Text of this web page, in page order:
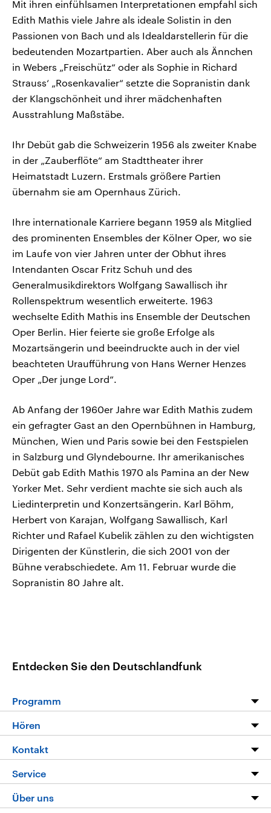
Mit ihren einfühlsamen Interpretationen empfahl sich
Edith Mathis viele Jahre als ideale Solistin in den
Passionen von Bach und als Idealdarstellerin für die
bedeutenden Mozartpartien. Aber auch als Ännchen
in Webers „Freischütz“ oder als Sophie in Richard
Strauss‘ „Rosenkavalier“ setzte die Sopranistin dank
der Klangschönheit und ihrer mädchenhaften
Ausstrahlung Maßstäbe.
Ihr Debüt gab die Schweizerin 1956 als zweiter Knabe
in der „Zauberflöte“ am Stadttheater ihrer
Heimatstadt Luzern. Erstmals größere Partien
übernahm sie am Opernhaus Zürich.
Ihre internationale Karriere begann 1959 als Mitglied
des prominenten Ensembles der Kölner Oper, wo sie
im Laufe von vier Jahren unter der Obhut ihres
Intendanten Oscar Fritz Schuh und des
Generalmusikdirektors Wolfgang Sawallisch ihr
Rollenspektrum wesentlich erweiterte. 1963
wechselte Edith Mathis ins Ensemble der Deutschen
Oper Berlin. Hier feierte sie große Erfolge als
Mozartsängerin und beeindruckte auch in der viel
beachteten Uraufführung von Hans Werner Henzes
Oper „Der junge Lord“.
Ab Anfang der 1960er Jahre war Edith Mathis zudem
ein gefragter Gast an den Opernbühnen in Hamburg,
München, Wien und Paris sowie bei den Festspielen
in Salzburg und Glyndebourne. Ihr amerikanisches
Debüt gab Edith Mathis 1970 als Pamina an der New
Yorker Met. Sehr verdient machte sie sich auch als
Liedinterpretin und Konzertsängerin. Karl Böhm,
Herbert von Karajan, Wolfgang Sawallisch, Karl
Richter und Rafael Kubelik zählen zu den wichtigsten
Dirigenten der Künstlerin, die sich 2001 von der
Bühne verabschiedete. Am 11. Februar wurde die
Sopranistin 80 Jahre alt.
Entdecken Sie den Deutschlandfunk
Programm
Programm
Die Nachrichten
Nachrichtenleicht
Neue Beiträge auf dlf.de
Hören
Livestream
Podcasts
Deutschlandfunk App
Kontakt
Hörerservice
Service
FAQ
Über uns